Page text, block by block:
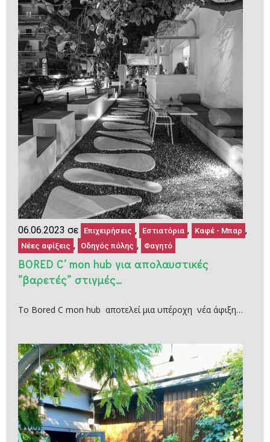
06.06.2023 σε Επιχειρήσεις , Εστιατόρια , Καφέ - Μπαρ ,
Νέες αφίξεις , Οδηγός πόλης , Φαγητό
BORED C’ mon hub για απολαυστικές
”βαρετές” στιγμές…
Το Βored C mon hub αποτελεί μια υπέροχη νέα άφιξη…